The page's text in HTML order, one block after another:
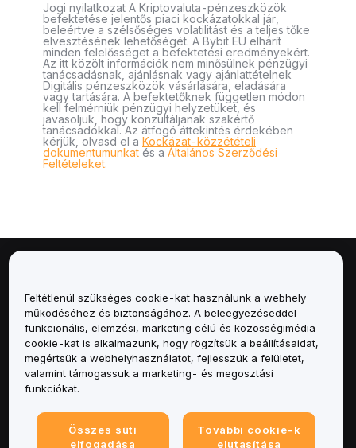
Jogi nyilatkozat A Kriptovaluta-pénzeszközök
befektetése jelentős piaci kockázatokkal jár,
beleértve a szélsőséges volatilitást és a teljes tőke
elvesztésének lehetőségét. A Bybit EU elhárít
minden felelősséget a befektetési eredményekért.
Az itt közölt információk nem minősülnek pénzügyi
tanácsadásnak, ajánlásnak vagy ajánlattételnek
Digitális pénzeszközök vásárlására, eladására
vagy tartására. A befektetőknek független módon
kell felmérniük pénzügyi helyzetüket, és
javasoljuk, hogy konzultáljanak szakértő
tanácsadókkal. Az átfogó áttekintés érdekében
kérjük, olvasd el a Kockázat-közzétételi
dokumentumunkat és a Általános Szerződési
Feltételeket.
Szolgáltatások
Támogatás
Termékek
Feltétlenül szükséges cookie-kat használunk a webhely
működéséhez és biztonságához. A beleegyezéseddel
funkcionális, elemzési, marketing célú és közösségimédia-
cookie-kat is alkalmazunk, hogy rögzítsük a beállításaidat,
megértsük a webhelyhasználatot, fejlesszük a felületet,
valamint támogassuk a marketing- és megosztási
funkciókat.
Összes süti
elfogadása
További cookie-k
elutasítása